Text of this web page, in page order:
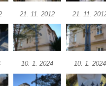
(Zelený) kříž naproti domu čp.
kříž před domem čp. 55 v
21. 11. 2012 21. 11.
10. 1. 2024 10. 1. 2024